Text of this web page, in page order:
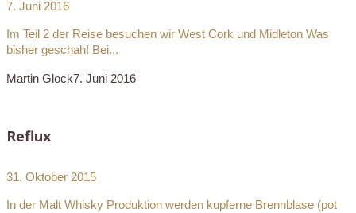
7. Juni 2016
Im Teil 2 der Reise besuchen wir West Cork und Midleton Was
bisher geschah! Bei...
Martin Glock7. Juni 2016
Reflux
31. Oktober 2015
In der Malt Whisky Produktion werden kupferne Brennblase (pot